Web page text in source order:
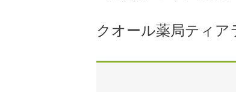
クオール薬局ティア